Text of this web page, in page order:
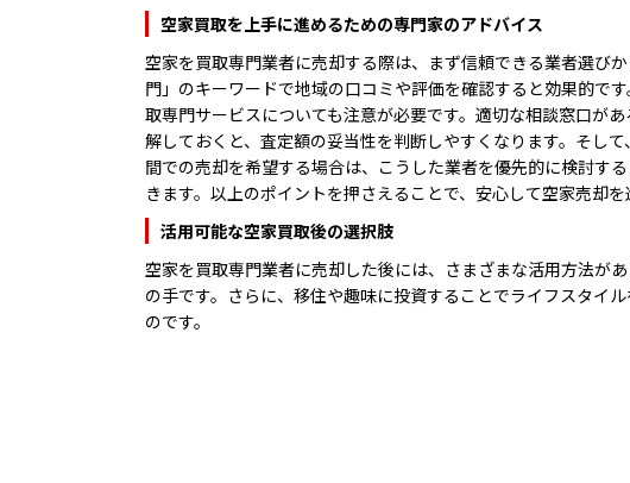
空家買取を上手に進めるための専門家のアドバイス
空家を買取専門業者に売却する際は、まず信頼できる業者選び
門」のキーワードで地域の口コミや評価を確認すると効果的で
取専門サービスについても注意が必要です。適切な相談窓口が
解しておくと、査定額の妥当性を判断しやすくなります。そし
間での売却を希望する場合は、こうした業者を優先的に検討す
きます。以上のポイントを押さえることで、安心して空家売却を
活用可能な空家買取後の選択肢
空家を買取専門業者に売却した後には、さまざまな活用方法が
の手です。さらに、移住や趣味に投資することでライフスタイ
のです。